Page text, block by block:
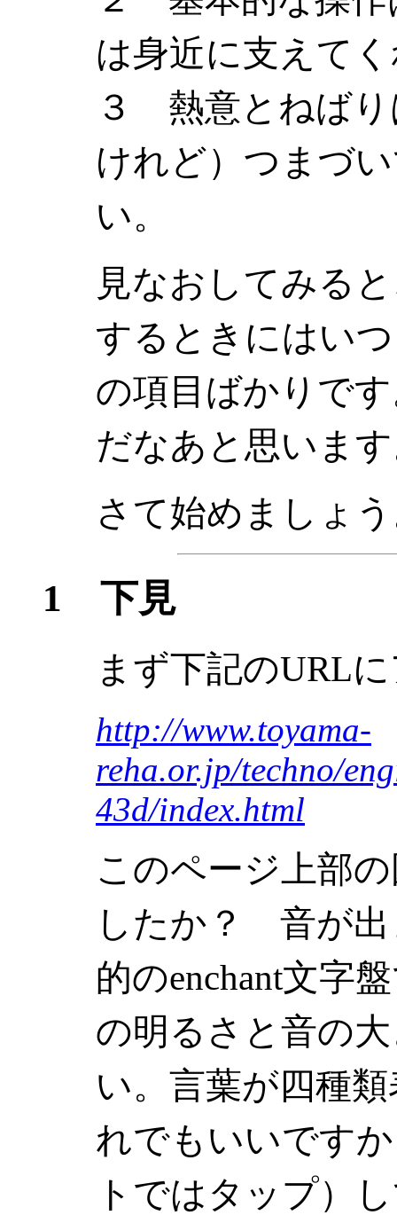
は身近に支えて
３ 熱意とねばり
けれど）つまづ
い。
見なおしてみる
するときにはい
の項目ばかりで
だなあと思いま
さて始めましょ
1 下見
まず下記のURL
http://www.toyama-
reha.or.jp/techno/
43d/index.html
このページ上部
したか？ 音が
的のenchant文字
の明るさと音の
い。言葉が四種
れでもいいです
トではタップ）